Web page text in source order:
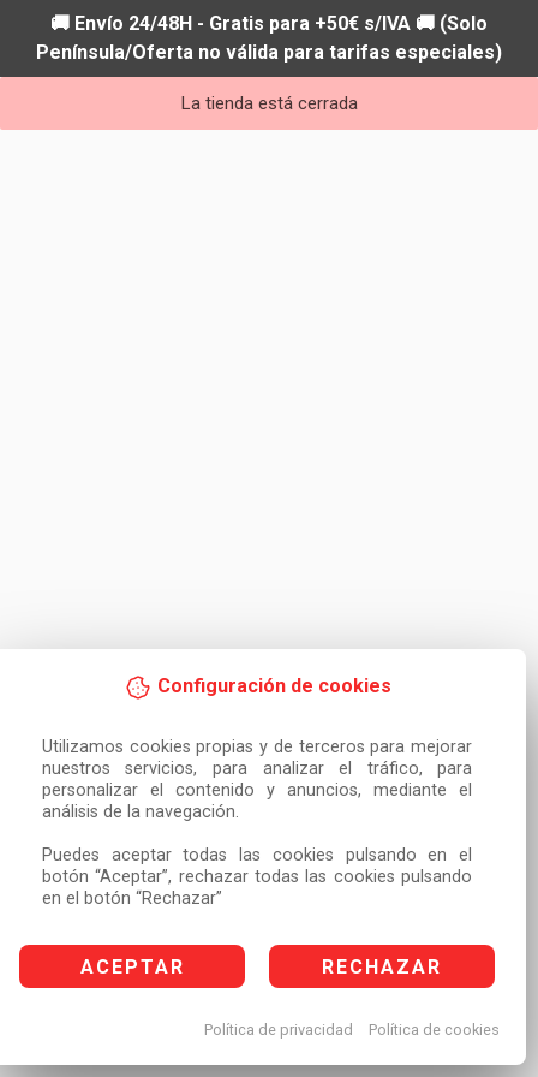
Configuración de cookies
Utilizamos cookies propias y de terceros para mejorar
nuestros servicios, para analizar el tráfico, para
personalizar el contenido y anuncios, mediante el
análisis de la navegación.
Puedes aceptar todas las cookies pulsando en el
botón “Aceptar”, rechazar todas las cookies pulsando
en el botón “Rechazar”
ACEPTAR RECHAZAR
Política de privacidad Política de cookies
🚚 Envío 24/48H - Gratis para +50€ s/IVA 🚚 (Solo
Península/Oferta no válida para tarifas especiales)
La tienda está cerrada